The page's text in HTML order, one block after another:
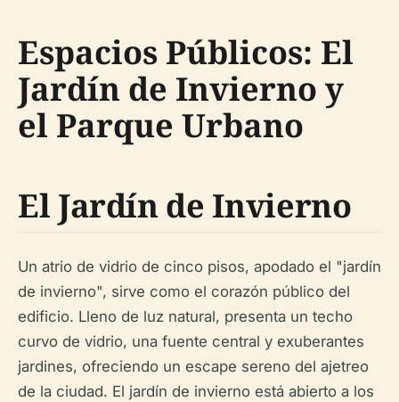
Espacios Públicos: El
Jardín de Invierno y
el Parque Urbano
El Jardín de Invierno
Un atrio de vidrio de cinco pisos, apodado el "jardín
de invierno", sirve como el corazón público del
edificio. Lleno de luz natural, presenta un techo
curvo de vidrio, una fuente central y exuberantes
jardines, ofreciendo un escape sereno del ajetreo
de la ciudad. El jardín de invierno está abierto a los